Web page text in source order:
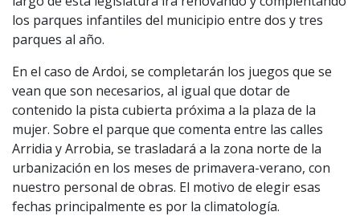
los parques infantiles del municipio entre dos y tres
parques al año.
En el caso de Ardoi, se completarán los juegos que se
vean que son necesarios, al igual que dotar de
contenido la pista cubierta próxima a la plaza de la
mujer. Sobre el parque que comenta entre las calles
Arridia y Arrobia, se trasladará a la zona norte de la
urbanización en los meses de primavera-verano, con
nuestro personal de obras. El motivo de elegir esas
fechas principalmente es por la climatología.